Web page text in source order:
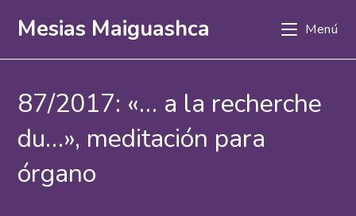
Mesias Maiguashca Menú
87/2017: «… a la recherche
du…», meditación para
órgano